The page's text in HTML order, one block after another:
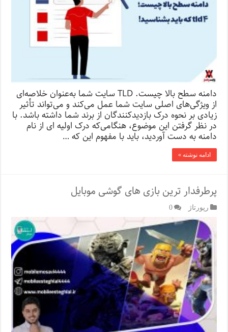
دامنه سطح بالا چیست. TLD سایت شما به‌عنوان خلاصه‌ای
از ویژگی‌های اصلی سایت شما عمل می‌کند و می‌تواند تأثیر
زیادی بر نحوه درک بازدیدکنندگان از برند شما داشته باشد. با
در نظر گرفتن این موضوع، هنگامی‌که درک اولیه ای از نام
دامنه به دست آوردید، باید با مفهوم این که …
ادامه نوشته »
پرطرفدار ترین بازی های گوشی موبایل
رپورتاژ‌ 0